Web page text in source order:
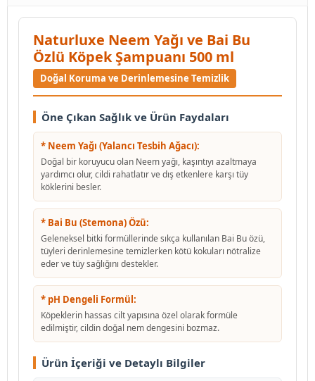
Naturluxe Neem Yağı ve Bai Bu
Özlü Köpek Şampuanı 500 ml
Doğal Koruma ve Derinlemesine Temizlik
Öne Çıkan Sağlık ve Ürün Faydaları
* Neem Yağı (Yalancı Tesbih Ağacı):
Doğal bir koruyucu olan Neem yağı, kaşıntıyı azaltmaya
yardımcı olur, cildi rahatlatır ve dış etkenlere karşı tüy
köklerini besler.
* Bai Bu (Stemona) Özü:
Geleneksel bitki formüllerinde sıkça kullanılan Bai Bu özü,
tüyleri derinlemesine temizlerken kötü kokuları nötralize
eder ve tüy sağlığını destekler.
* pH Dengeli Formül:
Köpeklerin hassas cilt yapısına özel olarak formüle
edilmiştir, cildin doğal nem dengesini bozmaz.
Ürün İçeriği ve Detaylı Bilgiler